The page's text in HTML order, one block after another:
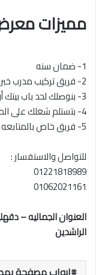
مميزات
1- ضمان سنه
2- فريق تركيب مدرب خبرة
3- بنوصلك لحد باب بيتك أو شركتك فى اى مكان فى الجمهوريه
4- بتستلم شغلك على المفتاح
5- فريق خاص بالمتابعه لحضرتك لو فى اى تعليق على الشغل
للتواصل والاستفسار :
01221818989‬
01062021161
العنوان الجماليه –
الراشدين